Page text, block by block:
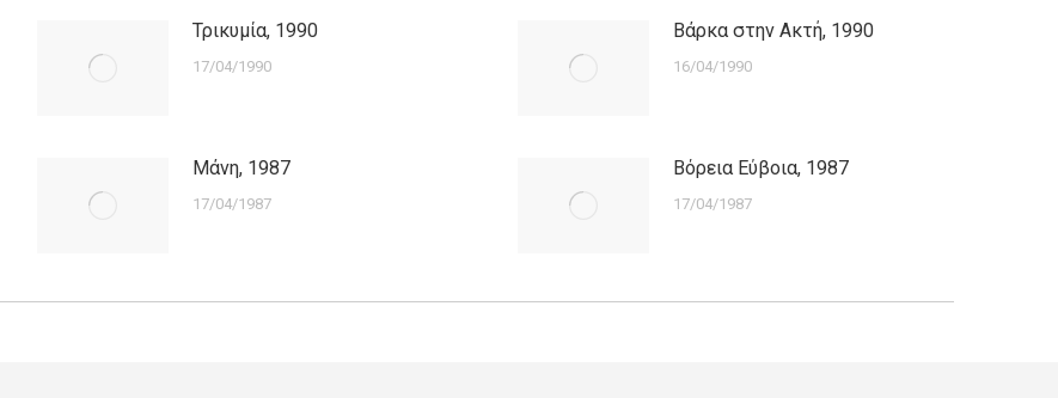
Τρικυμία, 1990
17/04/1990
Βάρκα στην Ακτή, 1990
16/04/1990
Μάνη, 1987
17/04/1987
Βόρεια Εύβοια, 1987
17/04/1987